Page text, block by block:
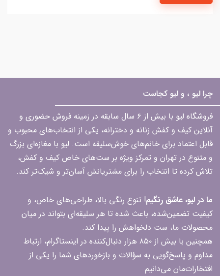
چرا لیو ، و لیو کجاست
فروشگاه لیو با بیش از ۶ سال سابقه در زمینه فروش حضوری و
آنلاین کیف و کفش زنانه و دخترانه، یکی از انتخاب‌های محبوب و
قابل اعتماد برای خانم‌های خوش‌سلیقه است. لیو با مغازه‌ای بزرگ
و متنوع در تهران و تمرکز ویژه بر ست‌های خاص کیف و کفش،
تلاش کرده تا انتخاب را برای مشتریانش آسان‌تر و شیک‌تر کند.
ما در لیو، عاشق رنگیم! تنوع رنگی بالا، طراحی‌های خاص، و
کیفیت تضمین‌شده، باعث شده تا هر سلیقه‌ای بتواند در میان
محصولات ما، ست دلخواهش را پیدا کند.
همچنین با بیش از ۸۵۰ هزار دنبال‌کننده در اینستاگرام، ارتباط
مداوم و پاسخ‌گویی به سؤالات و بازخوردهای شما را یکی از
افتخارات‌مان می‌دانیم